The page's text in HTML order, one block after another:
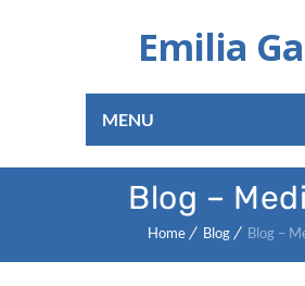
Emilia
MENU
Blog –
Home Blog Blog –